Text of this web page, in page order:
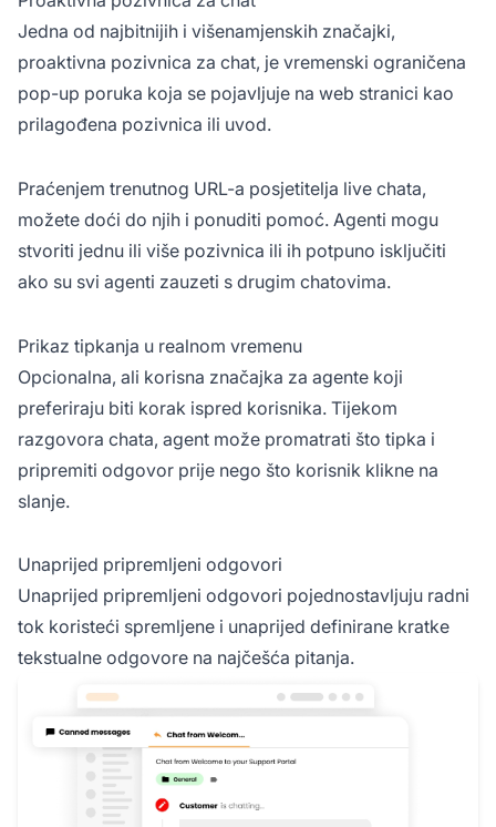
Jedna od najbitnijih i višenamjenskih značajki,
proaktivna pozivnica za chat, je vremenski ograničena
pop-up poruka koja se pojavljuje na web stranici kao
prilagođena pozivnica ili uvod.
Praćenjem trenutnog URL-a posjetitelja live chata,
možete doći do njih i ponuditi pomoć. Agenti mogu
stvoriti jednu ili više pozivnica ili ih potpuno isključiti
ako su svi agenti zauzeti s drugim chatovima.
Prikaz tipkanja u realnom vremenu
Opcionalna, ali korisna značajka za agente koji
preferiraju biti korak ispred korisnika. Tijekom
razgovora chata, agent može promatrati što tipka i
pripremiti odgovor prije nego što korisnik klikne na
slanje.
Unaprijed pripremljeni odgovori
Unaprijed pripremljeni odgovori pojednostavljuju radni
tok koristeći spremljene i unaprijed definirane kratke
tekstualne odgovore na najčešća pitanja.